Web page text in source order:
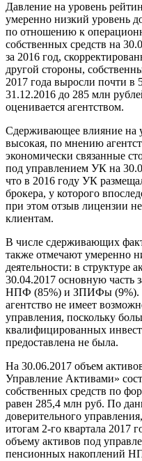
Давление на уровень
умеренно низкий уровень
по отношению к
собственных средств на
за 2016 год,
другой стороны,
2017 года выросли почти в
31.12.2016 до 285 млн
оценивается агентством.
Сдерживающее влияние на
высокая, по мнению
экономически связанные
под управлением УК на
что в 2016 году УК
брокера, у которого
при этом отзыв лицензии
клиентам.
В числе сдерживающих
также отмечают умеренно
деятельности: в структуре
30.04.2017 основную часть
НПФ (85%) и ЗПИФы (9%).
агентство не имеет
управления, поскольку
квалифицированных
предоставлена не была.
На 30.06.2017 объем
Управление Активами»
собственных средств по
равен 285,4 млн руб. По
доверительного
итогам 2-го квартала 2017
объему активов под
пенсионных накоплений